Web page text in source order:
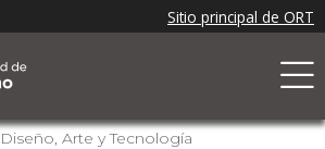
Arte y Tecnología